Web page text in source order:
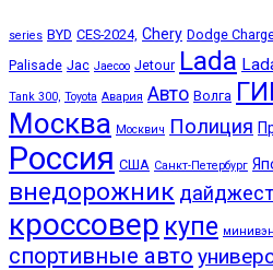
series BYD CES-2024, Chery Dodge
Palisade Jac Jaecoo Jetour Lada
Tank 300, Toyota Авария Авто Волга
Москва Москвич Полиция
Россия США Санкт-Петербург
внедорожник дайджест
кроссовер купе минивэн
спортивные авто